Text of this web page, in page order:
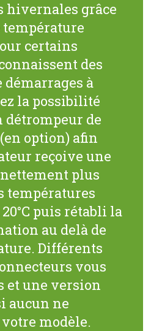
hivernales grâce
température
certains
des
démarrages à
la possibilité
détrompeur de
option) afin
reçoive une
plus
températures
puis rétabli la
au delà de
Différents
vous
et une version
aucun ne
modèle.